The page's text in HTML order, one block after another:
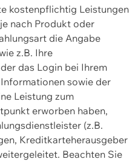
kostenpflichtig Leistungen
nach Produkt oder
die Angabe
z.B. Ihre
das Login bei Ihrem
sowie der
Leistung zum
erworben haben,
(z.B.
Kreditkarteherausgeber
Beachten Sie